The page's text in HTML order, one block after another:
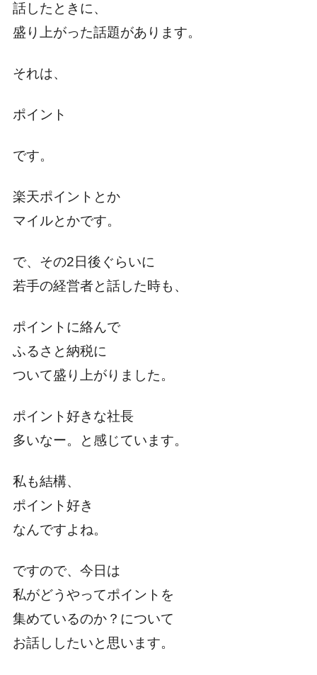
話したときに、
盛り上がった話題があります。
それは、
ポイント
です。
楽天ポイントとか
マイルとかです。
で、その2日後ぐらいに
若手の経営者と話した時も、
ポイントに絡んで
ふるさと納税に
ついて盛り上がりました。
ポイント好きな社長
多いなー。と感じています。
私も結構、
ポイント好き
なんですよね。
ですので、今日は
私がどうやってポイントを
集めているのか？について
お話ししたいと思います。